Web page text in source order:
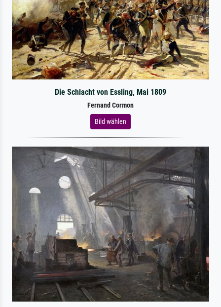
Die Schlacht von Essling, Mai 1809
Fernand Cormon
Bild wählen